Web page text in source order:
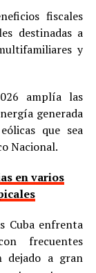
fiscales
destinadas a
y
amplía las
generada
que sea
Nacional.
en varios
Cuba enfrenta
frecuentes
dejado a gran